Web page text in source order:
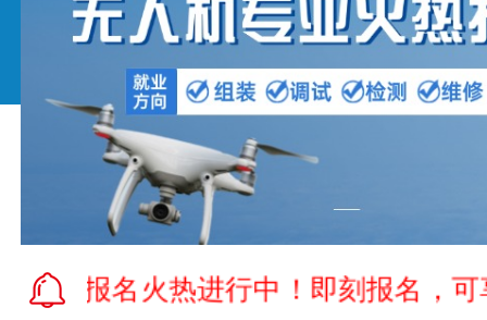
火热进行中！即刻报名，可享受学